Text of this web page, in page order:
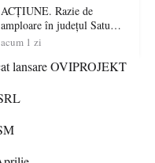
RTP?
ACȚIUNE. Razie de
amploare în județul Satu
Mare! Polițiștii au dat sute
șoferi fără permis într-o
acum 1 zi